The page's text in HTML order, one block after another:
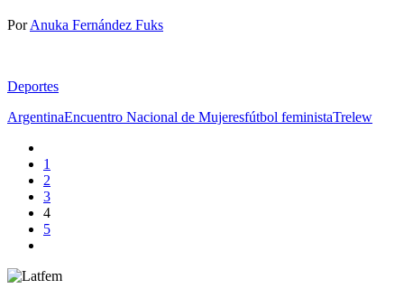
PorAnuka Fernández Fuks
Deportes
ArgentinaEncuentro Nacional de Mujeresfútbol feministaTrelew
1
2
3
4
5